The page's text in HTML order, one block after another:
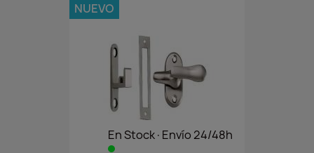
En Stock·Envío 24/48h
NUEVO